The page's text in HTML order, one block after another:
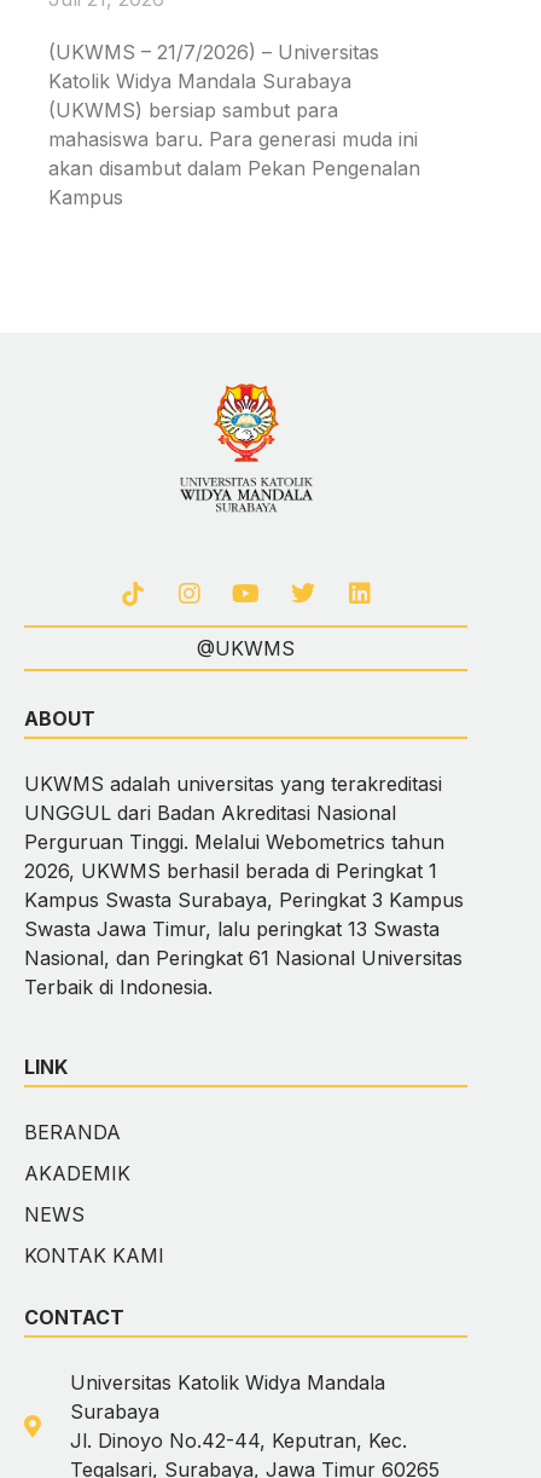
(UKWMS – 21/7/2026) – Universitas
Katolik Widya Mandala Surabaya
(UKWMS) bersiap sambut para
mahasiswa baru. Para generasi muda ini
akan disambut dalam Pekan Pengenalan
Kampus
@UKWMS
ABOUT
UKWMS adalah universitas yang terakreditasi
UNGGUL dari Badan Akreditasi Nasional
Perguruan Tinggi. Melalui Webometrics tahun
2026, UKWMS berhasil berada di Peringkat 1
Kampus Swasta Surabaya, Peringkat 3 Kampus
Swasta Jawa Timur, lalu peringkat 13 Swasta
Nasional, dan Peringkat 61 Nasional Universitas
Terbaik di Indonesia.
LINK
BERANDA
AKADEMIK
NEWS
KONTAK KAMI
CONTACT
Universitas Katolik Widya Mandala
Surabaya
Jl. Dinoyo No.42-44, Keputran, Kec.
Tegalsari, Surabaya, Jawa Timur 60265